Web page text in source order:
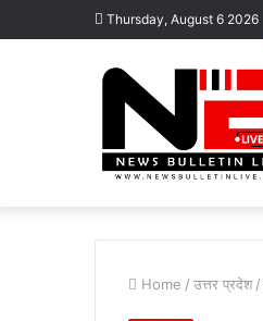
Thursday, August 6 2026
Home / उत्तर प्रदेश /